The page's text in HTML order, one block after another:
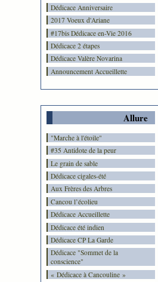
Dédicace Anniversaire
2017 Voeux d'Ariane
#17bis Dédicace en-Vie 2016
Dédicace 2 étapes
Dédicace Valère Novarina
Announcement Accueillette
Allure
"Marche à l'étoile"
#35 Antidote de la peur
Le grain de sable
Dédicace cigales-été
Aux Frères des Arbres
Cancou l’écolieu
Dédicace Accueillette
Dédicace été indien
Dédicace CP La Garde
Dédicace "Sommet de la
conscience"
« Dédicace à Cancouline »